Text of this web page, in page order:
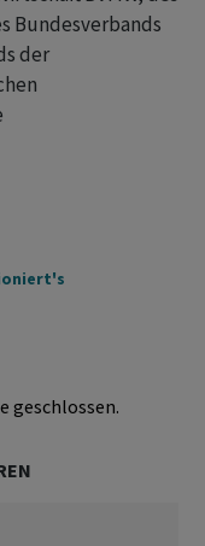
Bundesverbands
der
geschlossen.